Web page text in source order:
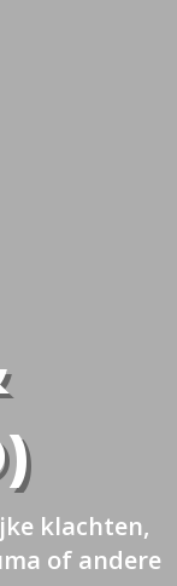
klachten,
of andere